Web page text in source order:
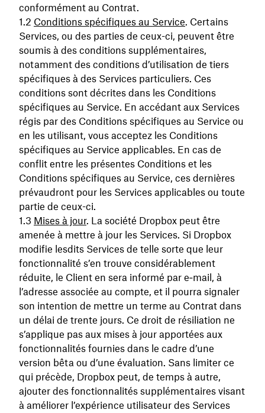
conformément au Contrat.
Conditions spécifiques au Service. Certains
Services, ou des parties de ceux-ci, peuvent être
soumis à des conditions supplémentaires,
notamment des conditions d’utilisation de tiers
spécifiques à des Services particuliers. Ces
conditions sont décrites dans les Conditions
spécifiques au Service. En accédant aux Services
régis par des Conditions spécifiques au Service ou
en les utilisant, vous acceptez les Conditions
spécifiques au Service applicables. En cas de
conflit entre les présentes Conditions et les
Conditions spécifiques au Service, ces dernières
prévaudront pour les Services applicables ou toute
partie de ceux-ci.
Mises à jour. La société Dropbox peut être
amenée à mettre à jour les Services. Si Dropbox
modifie lesdits Services de telle sorte que leur
fonctionnalité s’en trouve considérablement
réduite, le Client en sera informé par e‑mail, à
l’adresse associée au compte, et il pourra signaler
son intention de mettre un terme au Contrat dans
un délai de trente jours. Ce droit de résiliation ne
s’applique pas aux mises à jour apportées aux
fonctionnalités fournies dans le cadre d’une
version bêta ou d’une évaluation. Sans limiter ce
qui précède, Dropbox peut, de temps à autre,
ajouter des fonctionnalités supplémentaires visant
à améliorer l’expérience utilisateur des Services